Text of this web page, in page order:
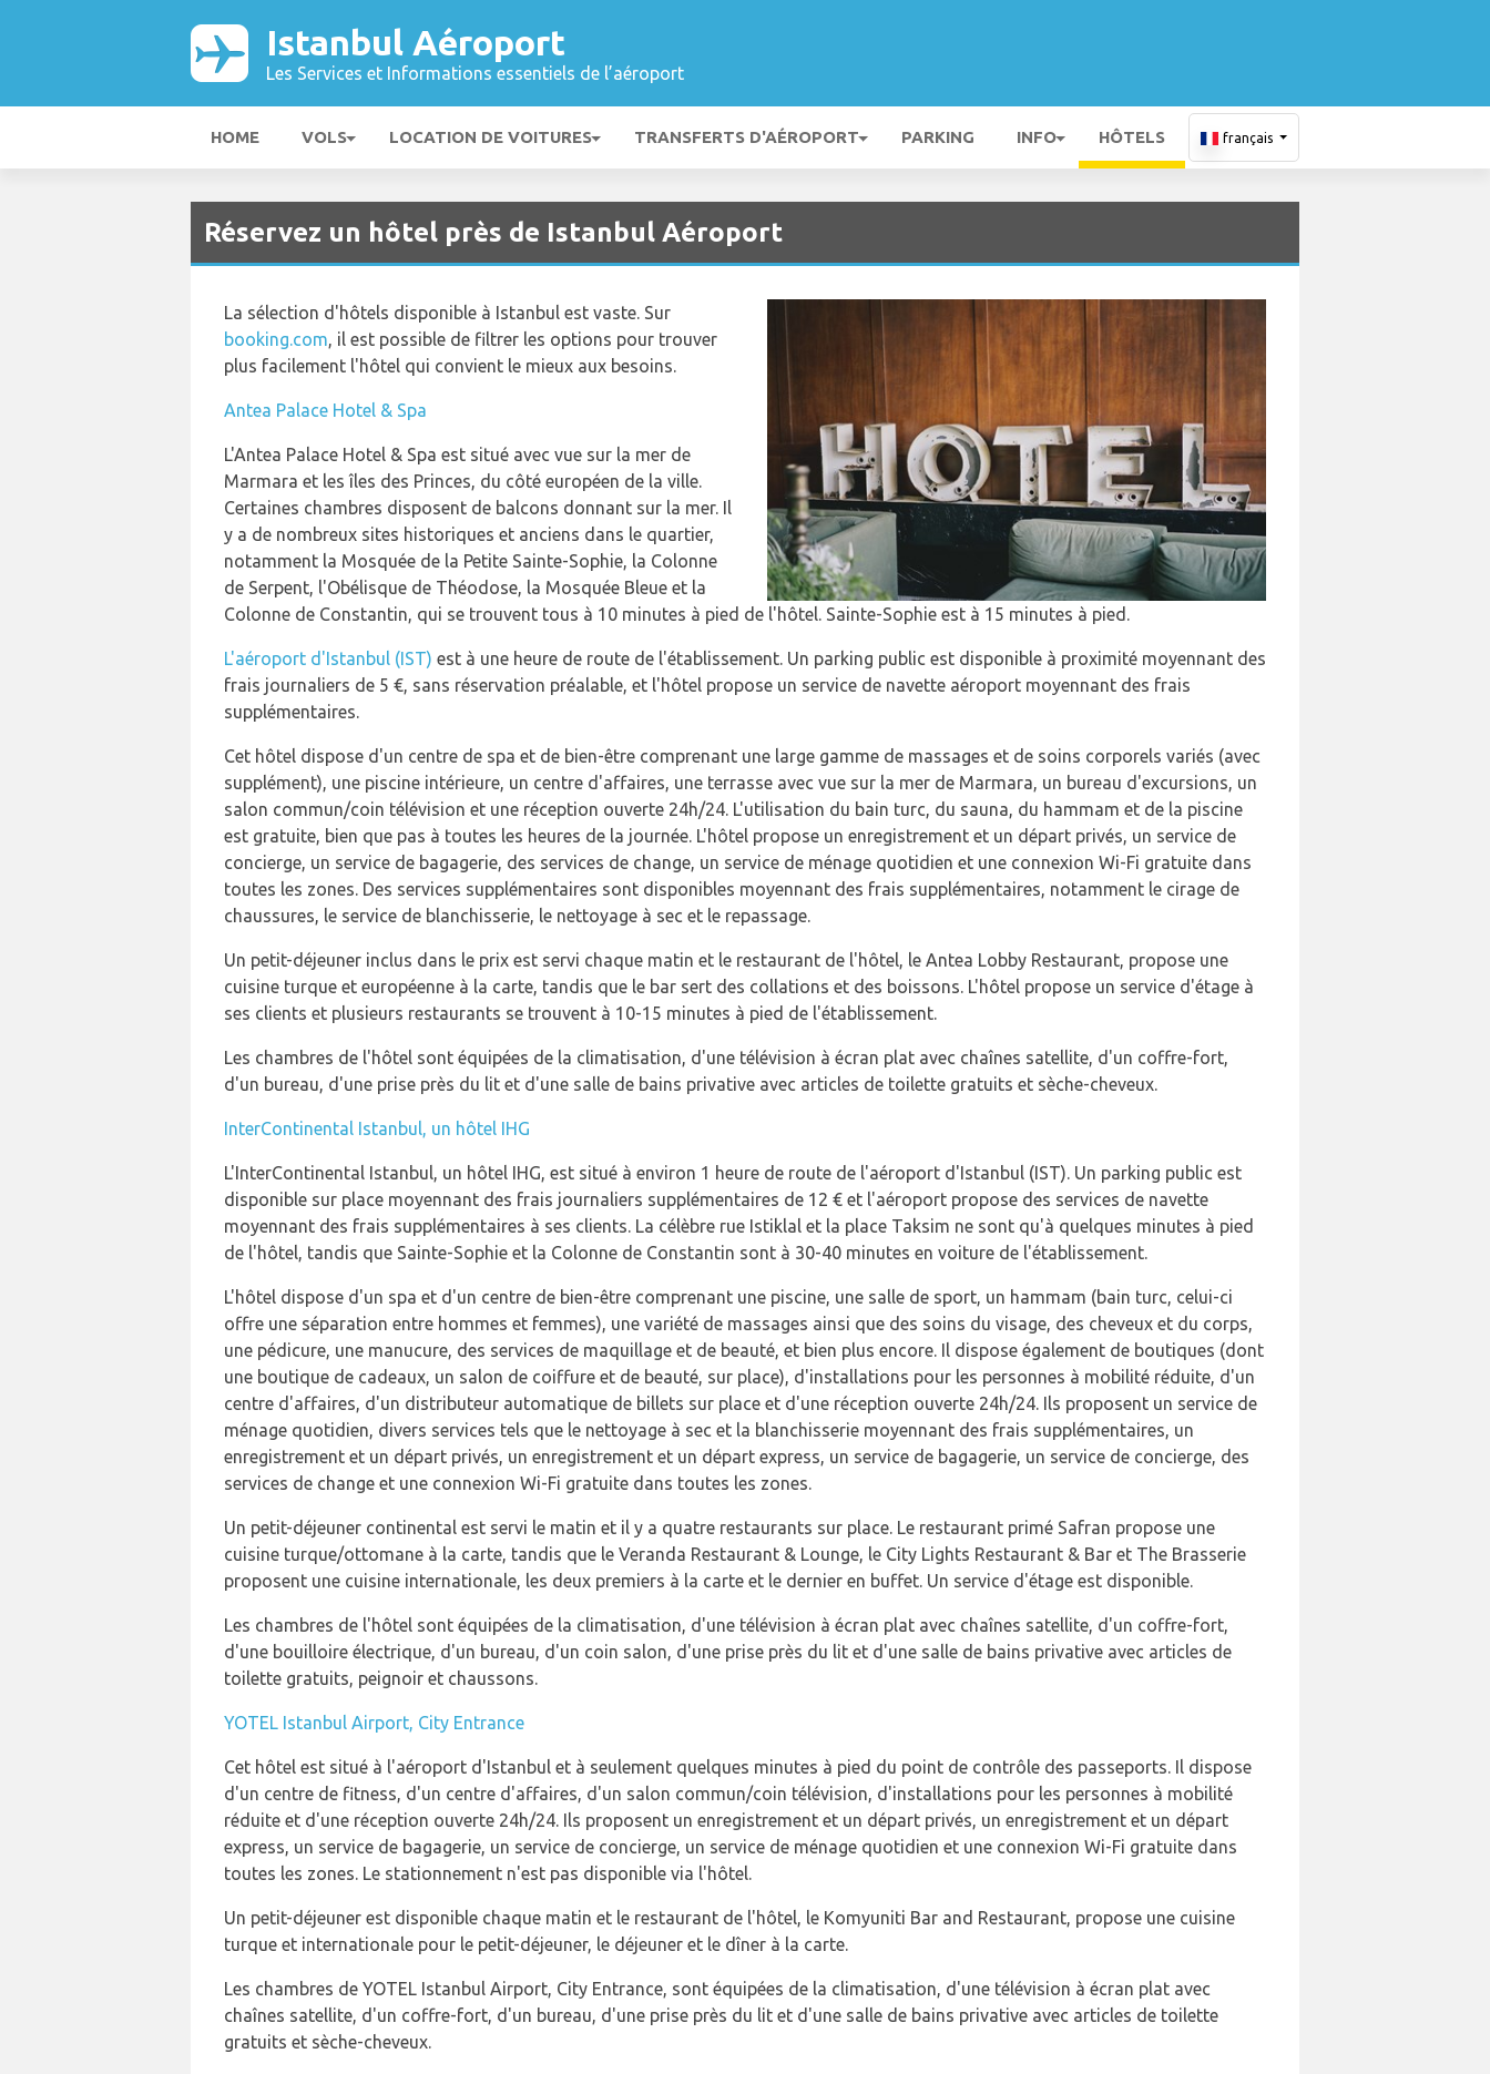
Istanbul Aéroport
Les Services et Informations essentiels de l’aéroport
HOME VOLS LOCATION DE VOITURES TRANSFERTS D'AÉROPORT PARKING INFO HÔTELS français
Réservez un hôtel près de Istanbul Aéroport
La sélection d'hôtels disponible à Istanbul est vaste. Sur
booking.com, il est possible de filtrer les options pour trouver
plus facilement l'hôtel qui convient le mieux aux besoins.
Antea Palace Hotel & Spa
L'Antea Palace Hotel & Spa est situé avec vue sur la mer de
Marmara et les îles des Princes, du côté européen de la ville.
Certaines chambres disposent de balcons donnant sur la mer. Il
y a de nombreux sites historiques et anciens dans le quartier,
notamment la Mosquée de la Petite Sainte-Sophie, la Colonne
de Serpent, l'Obélisque de Théodose, la Mosquée Bleue et la
Colonne de Constantin, qui se trouvent tous à 10 minutes à pied de l'hôtel. Sainte-Sophie est à 15 minutes à pied.
L'aéroport d'Istanbul (IST) est à une heure de route de l'établissement. Un parking public est disponible à proximité moyennant des
frais journaliers de 5 €, sans réservation préalable, et l'hôtel propose un service de navette aéroport moyennant des frais
supplémentaires.
Cet hôtel dispose d'un centre de spa et de bien-être comprenant une large gamme de massages et de soins corporels variés (avec
supplément), une piscine intérieure, un centre d'affaires, une terrasse avec vue sur la mer de Marmara, un bureau d'excursions, un
salon commun/coin télévision et une réception ouverte 24h/24. L'utilisation du bain turc, du sauna, du hammam et de la piscine
est gratuite, bien que pas à toutes les heures de la journée. L'hôtel propose un enregistrement et un départ privés, un service de
concierge, un service de bagagerie, des services de change, un service de ménage quotidien et une connexion Wi-Fi gratuite dans
toutes les zones. Des services supplémentaires sont disponibles moyennant des frais supplémentaires, notamment le cirage de
chaussures, le service de blanchisserie, le nettoyage à sec et le repassage.
Un petit-déjeuner inclus dans le prix est servi chaque matin et le restaurant de l'hôtel, le Antea Lobby Restaurant, propose une
cuisine turque et européenne à la carte, tandis que le bar sert des collations et des boissons. L'hôtel propose un service d'étage à
ses clients et plusieurs restaurants se trouvent à 10-15 minutes à pied de l'établissement.
Les chambres de l'hôtel sont équipées de la climatisation, d'une télévision à écran plat avec chaînes satellite, d'un coffre-fort,
d'un bureau, d'une prise près du lit et d'une salle de bains privative avec articles de toilette gratuits et sèche-cheveux.
InterContinental Istanbul, un hôtel IHG
L'InterContinental Istanbul, un hôtel IHG, est situé à environ 1 heure de route de l'aéroport d'Istanbul (IST). Un parking public est
disponible sur place moyennant des frais journaliers supplémentaires de 12 € et l'aéroport propose des services de navette
moyennant des frais supplémentaires à ses clients. La célèbre rue Istiklal et la place Taksim ne sont qu'à quelques minutes à pied
de l'hôtel, tandis que Sainte-Sophie et la Colonne de Constantin sont à 30-40 minutes en voiture de l'établissement.
L'hôtel dispose d'un spa et d'un centre de bien-être comprenant une piscine, une salle de sport, un hammam (bain turc, celui-ci
offre une séparation entre hommes et femmes), une variété de massages ainsi que des soins du visage, des cheveux et du corps,
une pédicure, une manucure, des services de maquillage et de beauté, et bien plus encore. Il dispose également de boutiques (dont
une boutique de cadeaux, un salon de coiffure et de beauté, sur place), d'installations pour les personnes à mobilité réduite, d'un
centre d'affaires, d'un distributeur automatique de billets sur place et d'une réception ouverte 24h/24. Ils proposent un service de
ménage quotidien, divers services tels que le nettoyage à sec et la blanchisserie moyennant des frais supplémentaires, un
enregistrement et un départ privés, un enregistrement et un départ express, un service de bagagerie, un service de concierge, des
services de change et une connexion Wi-Fi gratuite dans toutes les zones.
Un petit-déjeuner continental est servi le matin et il y a quatre restaurants sur place. Le restaurant primé Safran propose une
cuisine turque/ottomane à la carte, tandis que le Veranda Restaurant & Lounge, le City Lights Restaurant & Bar et The Brasserie
proposent une cuisine internationale, les deux premiers à la carte et le dernier en buffet. Un service d'étage est disponible.
Les chambres de l'hôtel sont équipées de la climatisation, d'une télévision à écran plat avec chaînes satellite, d'un coffre-fort,
d'une bouilloire électrique, d'un bureau, d'un coin salon, d'une prise près du lit et d'une salle de bains privative avec articles de
toilette gratuits, peignoir et chaussons.
YOTEL Istanbul Airport, City Entrance
Cet hôtel est situé à l'aéroport d'Istanbul et à seulement quelques minutes à pied du point de contrôle des passeports. Il dispose
d'un centre de fitness, d'un centre d'affaires, d'un salon commun/coin télévision, d'installations pour les personnes à mobilité
réduite et d'une réception ouverte 24h/24. Ils proposent un enregistrement et un départ privés, un enregistrement et un départ
express, un service de bagagerie, un service de concierge, un service de ménage quotidien et une connexion Wi-Fi gratuite dans
toutes les zones. Le stationnement n'est pas disponible via l'hôtel.
Un petit-déjeuner est disponible chaque matin et le restaurant de l'hôtel, le Komyuniti Bar and Restaurant, propose une cuisine
turque et internationale pour le petit-déjeuner, le déjeuner et le dîner à la carte.
Les chambres de YOTEL Istanbul Airport, City Entrance, sont équipées de la climatisation, d'une télévision à écran plat avec
chaînes satellite, d'un coffre-fort, d'un bureau, d'une prise près du lit et d'une salle de bains privative avec articles de toilette
gratuits et sèche-cheveux.